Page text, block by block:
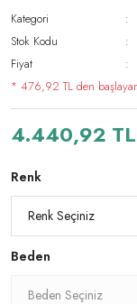
Kategori
Stok Kodu
Fiyat
* 476,92 TL den
4.440,92 TL
Renk
Beden